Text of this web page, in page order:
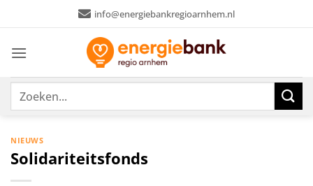
info@energiebankregioarnhem.nl
NIEUWS
Solidariteitsfonds